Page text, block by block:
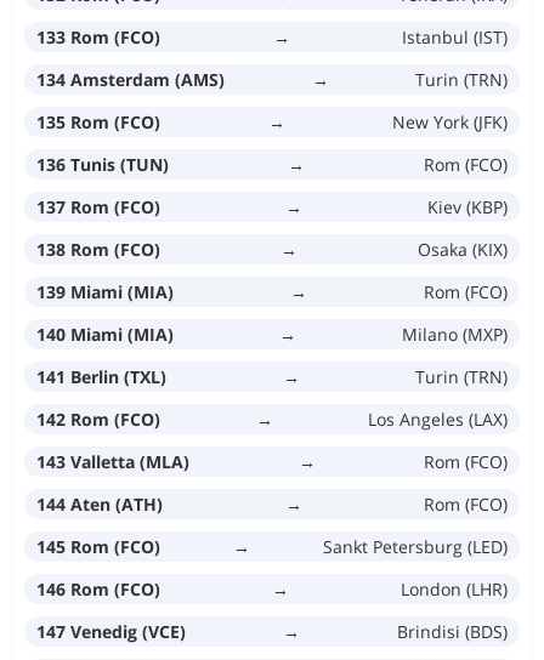
133 Rom (FCO)
→
Istanbul (IST)
134 Amsterdam (AMS)
→
Turin (TRN)
135 Rom (FCO)
→
New York (JFK)
136 Tunis (TUN)
→
Rom (FCO)
137 Rom (FCO)
→
Kiev (KBP)
138 Rom (FCO)
→
Osaka (KIX)
139 Miami (MIA)
→
Rom (FCO)
140 Miami (MIA)
→
Milano (MXP)
141 Berlin (TXL)
→
Turin (TRN)
142 Rom (FCO)
→
Los Angeles (LAX)
143 Valletta (MLA)
→
Rom (FCO)
144 Aten (ATH)
→
Rom (FCO)
145 Rom (FCO)
→
Sankt Petersburg (LED)
146 Rom (FCO)
→
London (LHR)
147 Venedig (VCE)
→
Brindisi (BDS)